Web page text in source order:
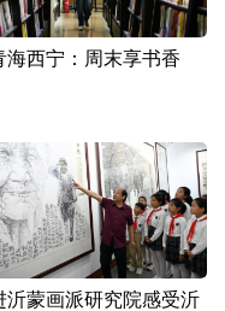
海西宁：周末享书香
沂蒙画派研究院感受沂